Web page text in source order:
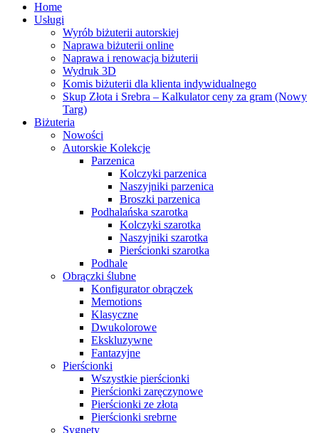
Home
Usługi
Wyrób biżuterii autorskiej
Naprawa biżuterii online
Naprawa i renowacja biżuterii
Wydruk 3D
Komis biżuterii dla klienta indywidualnego
Skup Złota i Srebra – Kalkulator ceny za gram (Nowy
Targ)
Biżuteria
Nowości
Autorskie Kolekcje
Parzenica
Kolczyki parzenica
Naszyjniki parzenica
Broszki parzenica
Podhalańska szarotka
Kolczyki szarotka
Naszyjniki szarotka
Pierścionki szarotka
Podhale
Obrączki ślubne
Konfigurator obrączek
Memotions
Klasyczne
Dwukolorowe
Ekskluzywne
Fantazyjne
Pierścionki
Wszystkie pierścionki
Pierścionki zaręczynowe
Pierścionki ze złota
Pierścionki srebrne
Sygnety